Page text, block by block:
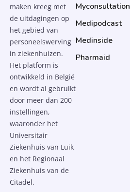
maken kreeg met
de uitdagingen op
het gebied van
personeelswerving
in ziekenhuizen.
Het platform is
ontwikkeld in België
en wordt al gebruikt
door meer dan 200
instellingen,
waaronder het
Universitair
Ziekenhuis van Luik
en het Regionaal
Ziekenhuis van de
Citadel.
Myconsultation
Medipodcast
Medinside
Pharmaid